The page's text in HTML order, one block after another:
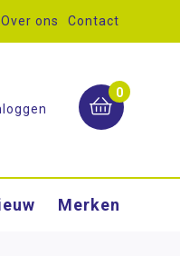
Over ons Contact
0
Merken